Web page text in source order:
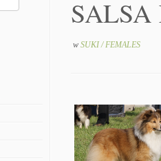
SALSA
w SUKI / FEMALES